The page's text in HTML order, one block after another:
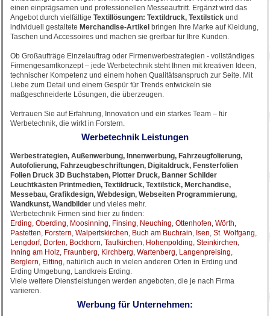
einen einprägsamen und professionellen Messeauftritt. Ergänzt wird das
Angebot durch vielfältige Textillösungen: Textildruck, Textilstick und
individuell gestaltete Merchandise-Artikel bringen Ihre Marke auf Kleidung,
Taschen und Accessoires und machen sie greifbar für Ihre Kunden.
Ob Großaufträge Einzelauftrag oder Firmenwerbestrategien - vollständiges
Firmengesamtkonzept – jede Werbetechnik steht Ihnen mit kreativen Ideen,
technischer Kompetenz und einem hohen Qualitätsanspruch zur Seite. Mit
Liebe zum Detail und einem Gespür für Trends entwickeln sie
maßgeschneiderte Lösungen, die überzeugen.
Vertrauen Sie auf Erfahrung, Innovation und ein starkes Team – für
Werbetechnik, die wirkt in Forstern.
Werbetechnik Leistungen
Werbestrategien, Außenwerbung, Innenwerbung, Fahrzeugfolierung,
Autofolierung, Fahrzeugbeschriftungen, Digitaldruck, Fensterfolien
Folien Druck 3D Buchstaben, Plotter Druck, Banner Schilder
Leuchtkästen Printmedien, Textildruck, Textilstick, Merchandise,
Messebau, Grafikdesign, Webdesign, Webseiten Programmierung,
Wandkunst, Wandbilder und vieles mehr.
Werbetechnik Firmen sind hier zu finden:
Erding, Oberding, Moosinning, Finsing, Neuching, Ottenhofen, Wörth,
Pastetten, Forstern, Walpertskirchen, Buch am Buchrain, Isen, St. Wolfgang,
Lengdorf, Dorfen, Bockhorn, Taufkirchen, Hohenpolding, Steinkirchen,
Inning am Holz, Fraunberg, Kirchberg, Wartenberg, Langenpreising,
Berglern, Eitting, natürlich auch in vielen anderen Orten in Erding und
Erding Umgebung, Landkreis Erding.
Viele weitere Dienstleistungen werden angeboten, die je nach Firma
variieren.
Werbung für Unternehmen: